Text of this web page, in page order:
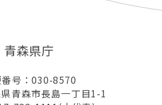
青森県庁
号：030-8570
青森市長島一丁目1-1